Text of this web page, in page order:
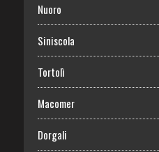
Nuoro
Siniscola
Tortolì
Macomer
Dorgali